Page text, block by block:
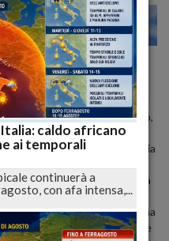
25 30
14:16
di Vasto e' in dirittura d'arrivo,
percorso importante per la
all'unanimita', ha dato il suo via
Luciano Lapenna, che ha
del Capitano di Fregata
Marittimo di Ortona
ufficializzare di fatto la fine
caldo africano
ai temporali
continuerà a
con afa intensa,...